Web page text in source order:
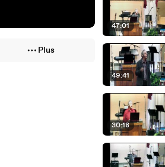
Plus
47:01
49:41
30:18